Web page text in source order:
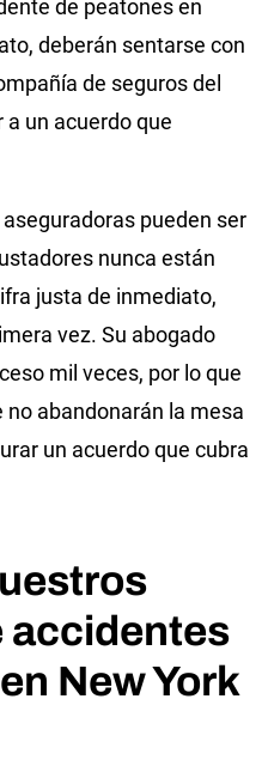
de peatones en
deberán sentarse con
de seguros del
un acuerdo que
pueden ser
nunca están
justa de inmediato,
vez. Su abogado
mil veces, por lo que
abandonarán la mesa
un acuerdo que cubra
accidentes
New York